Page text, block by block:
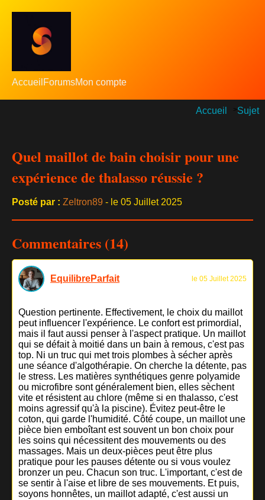
Accueil ForumsMon compte
Accueil Sujet
Quel maillot de bain choisir pour une
expérience de thalasso réussie ?
Posté par : Zeltron89 - le 05 Juillet 2025
Commentaires (14)
EquilibreParfait le 05 Juillet 2025
Question pertinente. Effectivement, le choix du maillot
peut influencer l'expérience. Le confort est primordial,
mais il faut aussi penser à l'aspect pratique. Un maillot
qui se défait à moitié dans un bain à remous, c'est pas
top. Ni un truc qui met trois plombes à sécher après
une séance d'algothérapie. On cherche la détente, pas
le stress. Les matières synthétiques genre polyamide
ou microfibre sont généralement bien, elles sèchent
vite et résistent au chlore (même si en thalasso, c'est
moins agressif qu'à la piscine). Évitez peut-être le
coton, qui garde l'humidité. Côté coupe, un maillot une
pièce bien emboîtant est souvent un bon choix pour
les soins qui nécessitent des mouvements ou des
massages. Mais un deux-pièces peut être plus
pratique pour les pauses détente ou si vous voulez
bronzer un peu. Chacun son truc. L'important, c'est de
se sentir à l'aise et libre de ses mouvements. Et puis,
soyons honnêtes, un maillot adapté, c'est aussi un